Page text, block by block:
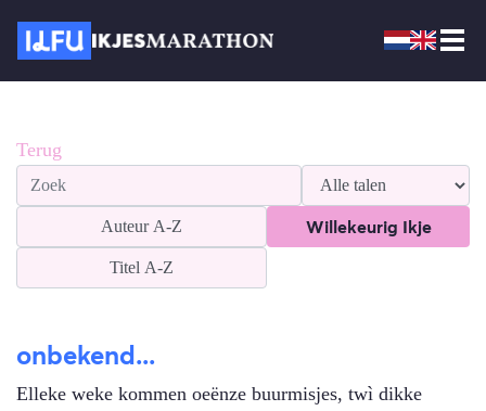
Terug
Auteur A-Z
Titel A-Z
Willekeurig Ikje
onbekend...
Elleke weke kommen oeënze buurmisjes, twì dikke